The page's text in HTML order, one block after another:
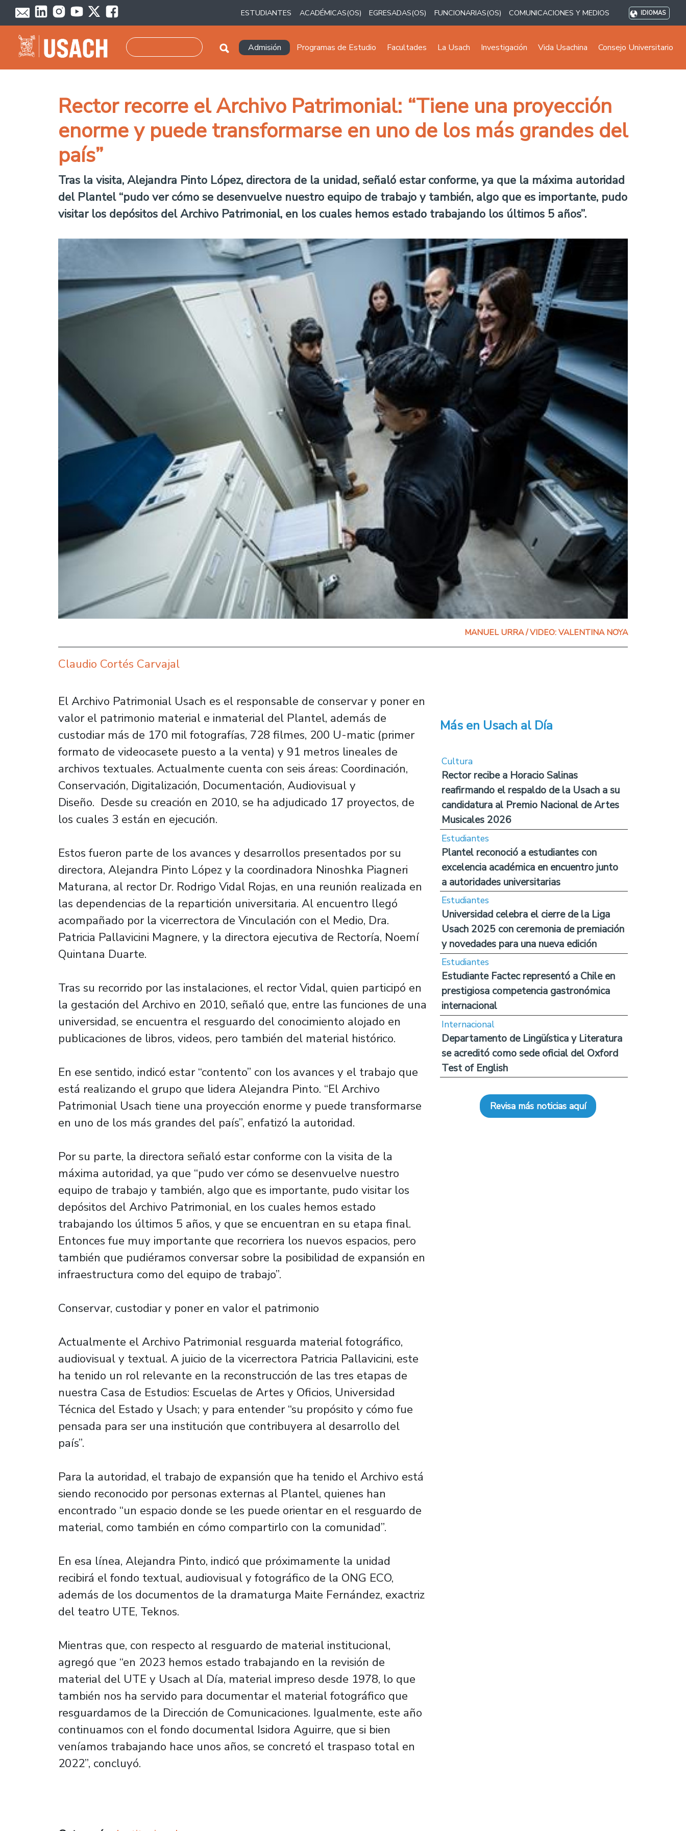
Pasar al contenido principal
ESTUDIANTES ACADÉMICAS(OS) EGRESADAS(OS) FUNCIONARIAS(OS) COMUNICACIONES Y MEDIOS IDIOMAS
Navegación principal
Admisión Programas de Estudio Facultades La Usach Investigación Vida Usachina Consejo Universitario
Rector recorre el Archivo Patrimonial: “Tiene una proyección
enorme y puede transformarse en uno de los más grandes del
país”
Tras la visita, Alejandra Pinto López, directora de la unidad, señaló estar conforme, ya que la máxima autoridad
del Plantel “pudo ver cómo se desenvuelve nuestro equipo de trabajo y también, algo que es importante, pudo
visitar los depósitos del Archivo Patrimonial, en los cuales hemos estado trabajando los últimos 5 años”.
MANUEL URRA / VIDEO: VALENTINA NOYA
Claudio Cortés Carvajal
El Archivo Patrimonial Usach es el responsable de conservar y poner en
valor el patrimonio material e inmaterial del Plantel, además de
custodiar más de 170 mil fotografías, 728 filmes, 200 U-matic (primer
formato de videocasete puesto a la venta) y 91 metros lineales de
archivos textuales. Actualmente cuenta con seis áreas: Coordinación,
Conservación, Digitalización, Documentación, Audiovisual y
Diseño. Desde su creación en 2010, se ha adjudicado 17 proyectos, de
los cuales 3 están en ejecución.
Estos fueron parte de los avances y desarrollos presentados por su
directora, Alejandra Pinto López y la coordinadora Ninoshka Piagneri
Maturana, al rector Dr. Rodrigo Vidal Rojas, en una reunión realizada en
las dependencias de la repartición universitaria. Al encuentro llegó
acompañado por la vicerrectora de Vinculación con el Medio, Dra.
Patricia Pallavicini Magnere, y la directora ejecutiva de Rectoría, Noemí
Quintana Duarte.
Tras su recorrido por las instalaciones, el rector Vidal, quien participó en
la gestación del Archivo en 2010, señaló que, entre las funciones de una
universidad, se encuentra el resguardo del conocimiento alojado en
publicaciones de libros, videos, pero también del material histórico.
En ese sentido, indicó estar “contento” con los avances y el trabajo que
está realizando el grupo que lidera Alejandra Pinto. “El Archivo
Patrimonial Usach tiene una proyección enorme y puede transformarse
en uno de los más grandes del país”, enfatizó la autoridad.
Por su parte, la directora señaló estar conforme con la visita de la
máxima autoridad, ya que “pudo ver cómo se desenvuelve nuestro
equipo de trabajo y también, algo que es importante, pudo visitar los
depósitos del Archivo Patrimonial, en los cuales hemos estado
trabajando los últimos 5 años, y que se encuentran en su etapa final.
Entonces fue muy importante que recorriera los nuevos espacios, pero
también que pudiéramos conversar sobre la posibilidad de expansión en
infraestructura como del equipo de trabajo”.
Conservar, custodiar y poner en valor el patrimonio
Actualmente el Archivo Patrimonial resguarda material fotográfico,
audiovisual y textual. A juicio de la vicerrectora Patricia Pallavicini, este
ha tenido un rol relevante en la reconstrucción de las tres etapas de
nuestra Casa de Estudios: Escuelas de Artes y Oficios, Universidad
Técnica del Estado y Usach; y para entender “su propósito y cómo fue
pensada para ser una institución que contribuyera al desarrollo del
país”.
Para la autoridad, el trabajo de expansión que ha tenido el Archivo está
siendo reconocido por personas externas al Plantel, quienes han
encontrado “un espacio donde se les puede orientar en el resguardo de
material, como también en cómo compartirlo con la comunidad”.
En esa línea, Alejandra Pinto, indicó que próximamente la unidad
recibirá el fondo textual, audiovisual y fotográfico de la ONG ECO,
además de los documentos de la dramaturga Maite Fernández, exactriz
del teatro UTE, Teknos.
Mientras que, con respecto al resguardo de material institucional,
agregó que “en 2023 hemos estado trabajando en la revisión de
material del UTE y Usach al Día, material impreso desde 1978, lo que
también nos ha servido para documentar el material fotográfico que
resguardamos de la Dirección de Comunicaciones. Igualmente, este año
continuamos con el fondo documental Isidora Aguirre, que si bien
veníamos trabajando hace unos años, se concretó el traspaso total en
2022”, concluyó.
Más en Usach al Día
Cultura
Rector recibe a Horacio Salinas
reafirmando el respaldo de la Usach a su
candidatura al Premio Nacional de Artes
Musicales 2026
Estudiantes
Plantel reconoció a estudiantes con
excelencia académica en encuentro junto
a autoridades universitarias
Estudiantes
Universidad celebra el cierre de la Liga
Usach 2025 con ceremonia de premiación
y novedades para una nueva edición
Estudiantes
Estudiante Factec representó a Chile en
prestigiosa competencia gastronómica
internacional
Internacional
Departamento de Lingüística y Literatura
se acreditó como sede oficial del Oxford
Test of English
Revisa más noticias aquí